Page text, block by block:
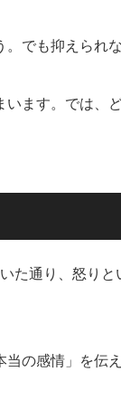
でも抑えられな
ます。では、
た通り、怒り
の感情」を伝